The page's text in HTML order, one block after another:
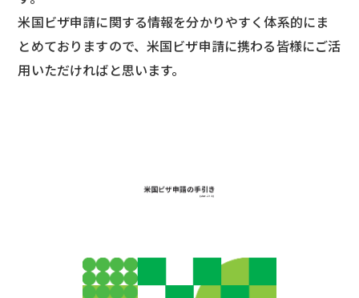
米国ビザ申請に関する情報を分かりやすく体系的にま
とめておりますので、米国ビザ申請に携わる皆様にご活
用いただければと思います。